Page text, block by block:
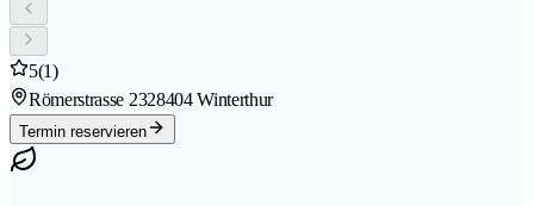
5(1)
Römerstrasse 2328404 Winterthur
Termin reservieren